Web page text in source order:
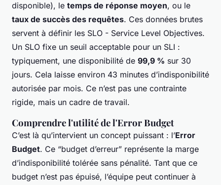
disponible), le temps de réponse moyen, ou le
taux de succès des requêtes. Ces données brutes
servent à définir les SLO - Service Level Objectives.
Un SLO fixe un seuil acceptable pour un SLI :
typiquement, une disponibilité de 99,9 % sur 30
jours. Cela laisse environ 43 minutes d’indisponibilité
autorisée par mois. Ce n’est pas une contrainte
rigide, mais un cadre de travail.
Comprendre l'utilité de l'Error Budget
C’est là qu’intervient un concept puissant : l’Error
Budget. Ce “budget d’erreur” représente la marge
d’indisponibilité tolérée sans pénalité. Tant que ce
budget n’est pas épuisé, l’équipe peut continuer à